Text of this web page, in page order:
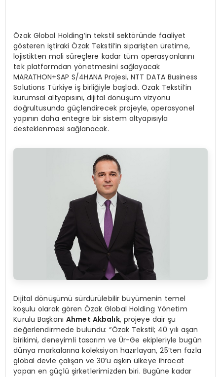
Özak Global Holding’in tekstil sektöründe faaliyet
gösteren iştiraki Özak Tekstil’in siparişten üretime,
lojistikten mali süreçlere kadar tüm operasyonlarını
tek platformdan yönetmesini sağlayacak
MARATHON+SAP S/4HANA Projesi, NTT DATA Business
Solutions Türkiye iş birliğiyle başladı. Özak Tekstil’in
kurumsal altyapısını, dijital dönüşüm vizyonu
doğrultusunda güçlendirecek projeyle, operasyonel
yapının daha entegre bir sistem altyapısıyla
desteklenmesi sağlanacak.
Dijital dönüşümü sürdürülebilir büyümenin temel
koşulu olarak gören Özak Global Holding Yönetim
Kurulu Başkanı Ahmet Akbalık, projeye dair şu
değerlendirmede bulundu: “Özak Tekstil; 40 yılı aşan
birikimi, deneyimli tasarım ve Ür-Ge ekipleriyle bugün
dünya markalarına koleksiyon hazırlayan, 25’ten fazla
global devle çalışan ve 30’u aşkın ülkeye ihracat
yapan en güçlü şirketlerimizden biri. Bugüne kadar